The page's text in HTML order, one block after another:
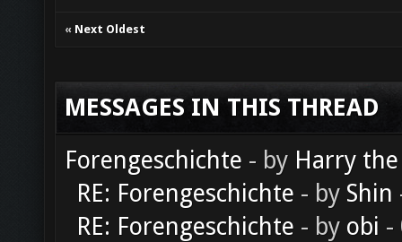
« Next Oldest
MESSAGES IN THIS THREAD
Forengeschichte - by Harry
RE: Forengeschichte - by Shin
RE: Forengeschichte - by obi -